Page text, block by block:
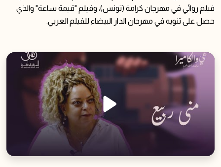
فيلم روائي في مهرجان كرامة (تونس)، وفيلم "قيمة ساعة" والذي
حصل على تنويه في مهرجان الدار البيضاء للفيلم العربي.